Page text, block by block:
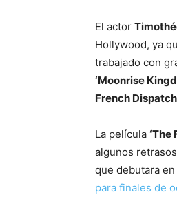
El actor
Hollywood, ya
trabajado con
‘Moonrise
French
La película ‘The
algunos
que debutara en
para finales de